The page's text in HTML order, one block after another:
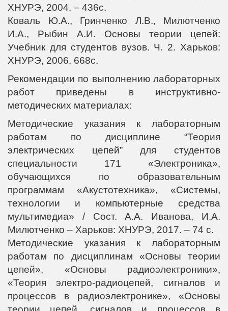
ХНУРЭ, 2004. – 436с.
Коваль Ю.А., Гринченко Л.В., Милютченко
И.А., Рыбин А.И. Основы теории цепей:
Учебник для студентов вузов. Ч. 2. Харьков:
ХНУРЭ, 2006. 668с.
Рекомендации по выполнению лабораторных
работ приведены в инструктивно-
методических материалах:
Методические указания к лабораторным
работам по дисциплине “Теория
электрических цепей” для студентов
специальности 171 «Электроника»,
обучающихся по образовательным
программам «Акустотехника», «Системы,
технологии и компьютерные средства
мультимедиа» / Сост. А.А. Иванова, И.А.
Милютченко – Харьков: ХНУРЭ, 2017. – 74 с.
Методические указания к лабораторным
работам по дисциплинам «Основы теории
цепей», «Основы радиoэлектроники»,
«Теория электро-радиоцепей, сигналов и
процессов в радиоэлектронике», «Основы